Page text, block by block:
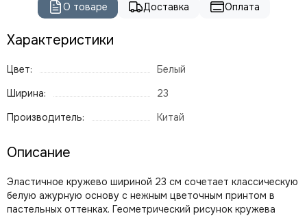
О товаре Доставка Оплата
Характеристики
Цвет:
Белый
Ширина:
23
Производитель:
Китай
Описание
Эластичное кружево шириной 23 см сочетает классическую
белую ажурную основу с нежным цветочным принтом в
пастельных оттенках. Геометрический рисунок кружева